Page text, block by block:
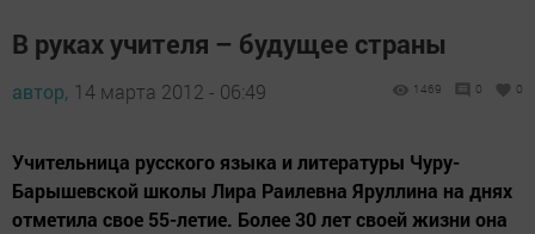
В руках учителя – будущее страны
автор, 14 марта 2012 - 06:49 1469 0 0
Учительница русского языка и литературы Чуру-
Барышевской школы Лира Раилевна Яруллина на днях
отметила свое 55-летие. Более 30 лет своей жизни она